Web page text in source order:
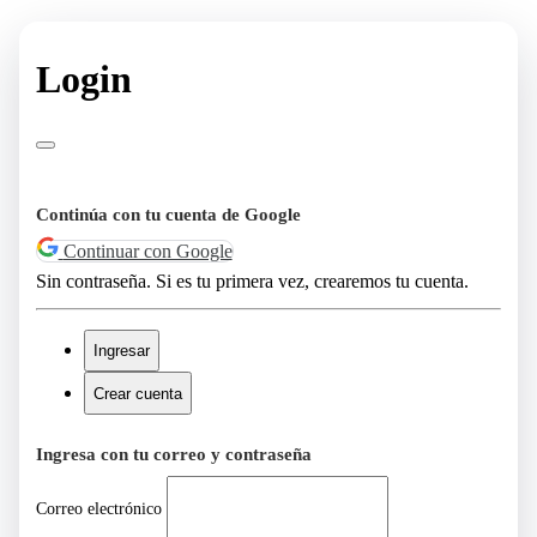
Login
Continúa con tu cuenta de Google
Continuar con Google
Sin contraseña. Si es tu primera vez, crearemos tu cuenta.
Ingresar
Crear cuenta
Ingresa con tu correo y contraseña
Correo electrónico